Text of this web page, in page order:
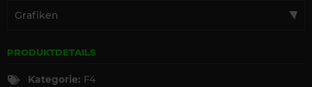
Grafiken
PRODUKTDETAILS
Kategorie: F4